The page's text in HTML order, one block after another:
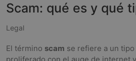
Scam: qué es y qué
Legal
El término scam se refiere a un